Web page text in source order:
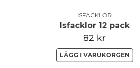
ISFACKLOR
Isfacklor 12 pack
82 kr
LÄGG I VARUKORGEN